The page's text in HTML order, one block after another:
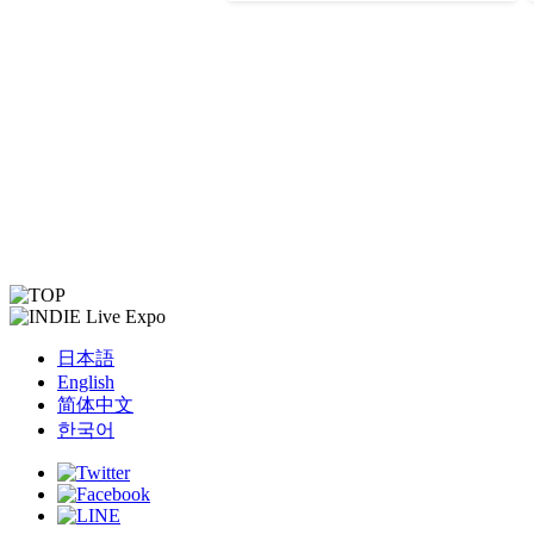
日本語
English
简体中文
한국어